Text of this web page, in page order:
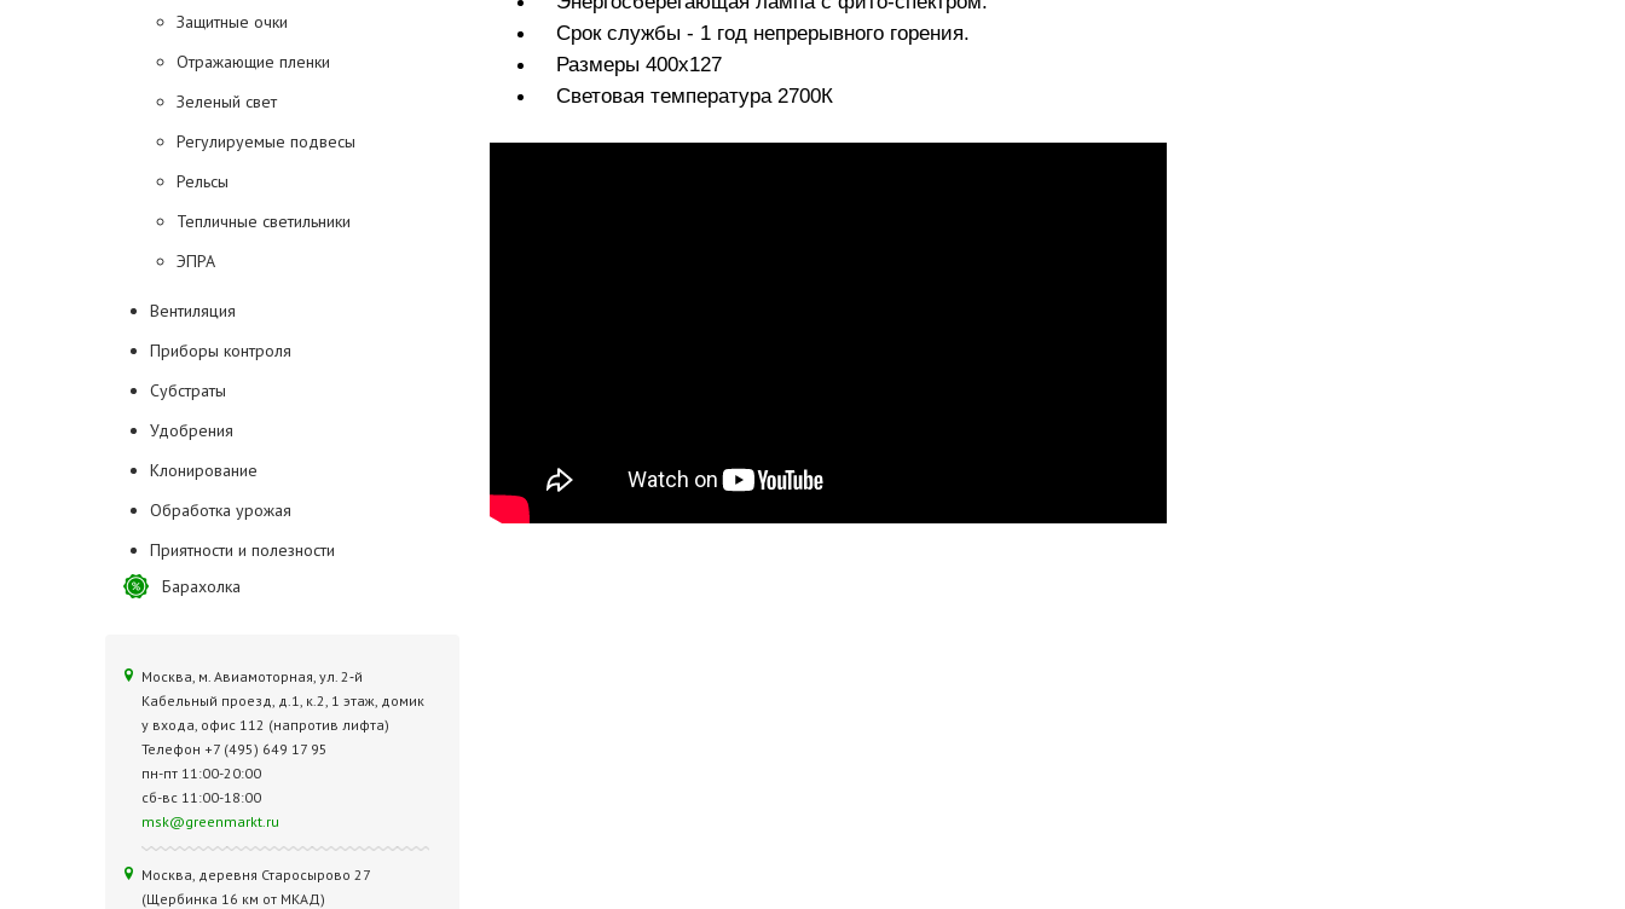
Защитные очки
Отражающие пленки
Зеленый свет
Регулируемые подвесы
Рельсы
Тепличные светильники
ЭПРА
Вентиляция
Приборы контроля
Субстраты
Удобрения
Клонирование
Обработка урожая
Приятности и полезности
Барахолка
Москва, м. Авиамоторная, ул. 2‑й
Кабельный проезд, д.1, к.2, 1 этаж, домик
у входа, офис 112 (напротив лифта)
Телефон +7 (495) 649 17 95
пн-пт 11:00-20:00
сб-вс 11:00-18:00
msk@greenmarkt.ru
Москва, деревня Старосырово 27
(Щербинка 16 км от МКАД)
Срок службы - 1 год непрерывного горения.
Размеры 400х127
Световая температура 2700К